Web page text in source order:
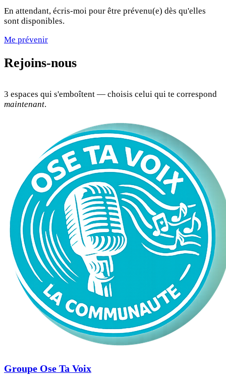
En attendant, écris-moi pour être prévenu(e) dès qu'elles
sont disponibles.
Me prévenir
Rejoins-nous
3 espaces qui s'emboîtent — choisis celui qui te correspond
maintenant.
Groupe Ose Ta Voix